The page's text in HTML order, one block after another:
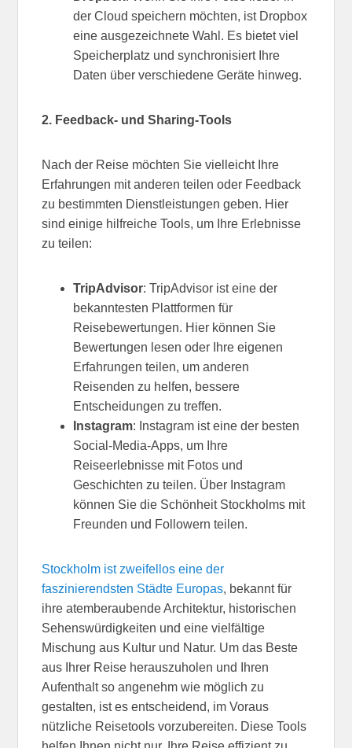
der Cloud speichern möchten, ist Dropbox
eine ausgezeichnete Wahl. Es bietet viel
Speicherplatz und synchronisiert Ihre
Daten über verschiedene Geräte hinweg.
2. Feedback- und Sharing-Tools
Nach der Reise möchten Sie vielleicht Ihre
Erfahrungen mit anderen teilen oder Feedback
zu bestimmten Dienstleistungen geben. Hier
sind einige hilfreiche Tools, um Ihre Erlebnisse
zu teilen:
TripAdvisor: TripAdvisor ist eine der
bekanntesten Plattformen für
Reisebewertungen. Hier können Sie
Bewertungen lesen oder Ihre eigenen
Erfahrungen teilen, um anderen
Reisenden zu helfen, bessere
Entscheidungen zu treffen.
Instagram: Instagram ist eine der besten
Social-Media-Apps, um Ihre
Reiseerlebnisse mit Fotos und
Geschichten zu teilen. Über Instagram
können Sie die Schönheit Stockholms mit
Freunden und Followern teilen.
Stockholm ist zweifellos eine der
faszinierendsten Städte Europas, bekannt für
ihre atemberaubende Architektur, historischen
Sehenswürdigkeiten und eine vielfältige
Mischung aus Kultur und Natur. Um das Beste
aus Ihrer Reise herauszuholen und Ihren
Aufenthalt so angenehm wie möglich zu
gestalten, ist es entscheidend, im Voraus
nützliche Reisetools vorzubereiten. Diese Tools